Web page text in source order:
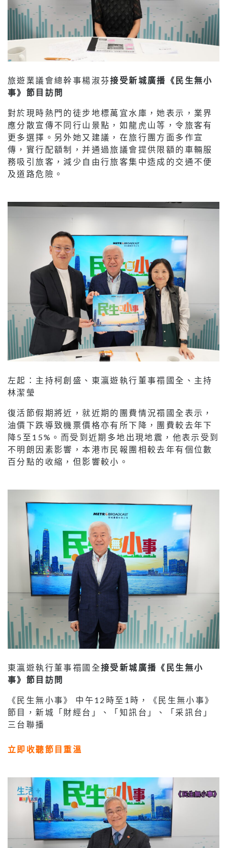
旅遊業議會總幹事楊淑芬接受新城廣播 《民生無小
事》節目訪問
對於現時熱門的徒步地標萬宜水庫，她表示，業界
應分散宣傳不同行山景點，如龍虎山等，令旅客有
更多選擇。另外她又建議，在旅行團方面多作宣
傳，實行配額制，并通過旅議會提供限額的車輛服
務吸引旅客，減少自由行旅客集中造成的交通不便
及道路危險。
左起：主持柯創盛、東瀛遊執行董事禤國全、主持
林潔瑩
復活節假期將近，就近期的團費情況禤國全表示，
油價下跌導致機票價格亦有所下降，團費較去年下
降5至15%。而受到近期多地出現地震，他表示受到
不明朗因素影響，本港市民報團相較去年有個位數
百分點的收縮，但影響較小。
東瀛遊執行董事禤國全接受新城廣播 《民生無小
事》節目訪問
《民生無小事》 中午12時至1時，《民生無小事》
節目，新城「財經台」、「知訊台」、「采訊台」
三台聯播
立即收聽節目重溫